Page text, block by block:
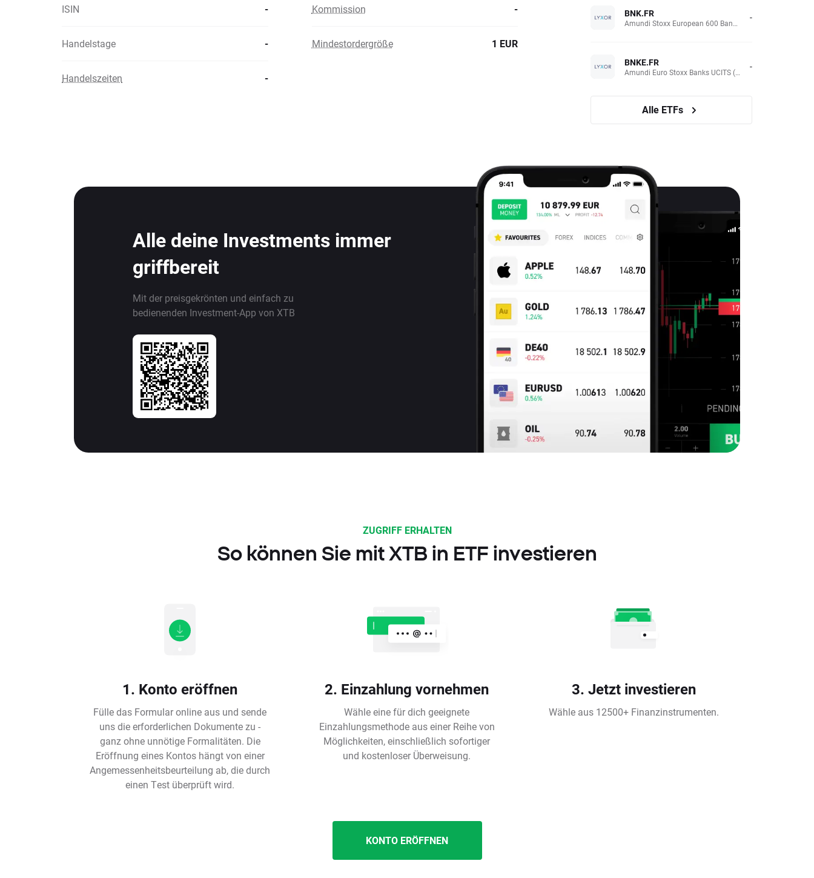
ISIN - Kommission -
Handelstage - Mindestordergröße 1 EUR
Handelszeiten -
BNK.FR
Amundi Stoxx European 600 Banks UCITS(Acc EUR) -
BNKE.FR
Amundi Euro Stoxx Banks UCITS (Acc EUR) -
Alle ETFs
Alle deine Investments immer
griffbereit
Mit der preisgekrönten und einfach zu
bedienenden Investment-App von XTB
ZUGRIFF ERHALTEN
So können Sie mit XTB in ETF investieren
1. Konto eröffnen
Fülle das Formular online aus und sende
uns die erforderlichen Dokumente zu -
ganz ohne unnötige Formalitäten. Die
Eröffnung eines Kontos hängt von einer
Angemessenheitsbeurteilung ab, die durch
einen Test überprüft wird.
2. Einzahlung vornehmen
Wähle eine für dich geeignete
Einzahlungsmethode aus einer Reihe von
Möglichkeiten, einschließlich sofortiger
und kostenloser Überweisung.
3. Jetzt investieren
Wähle aus 12500+ Finanzinstrumenten.
KONTO ERÖFFNEN